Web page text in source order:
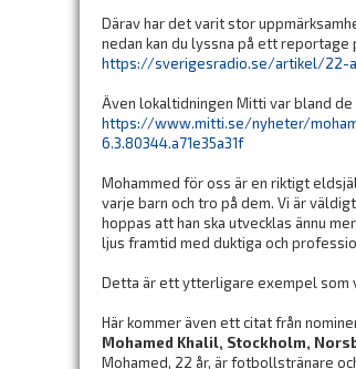
Därav har det varit stor
nedan kan du lyssna på ett reportage
https://sverigesradio.se/artikel/22-
Även lokaltidningen Mitti var bland
https://www.mitti.se/nyheter/
6.3.80344.a71e35a31f
Mohammed för oss är en riktigt
varje barn och tro på dem. Vi är
hoppas att han ska utvecklas ännu
ljus framtid med duktiga och
Detta är ett ytterligare exempel som
Här kommer även ett citat från
Mohamed Khalil, Stockholm,
Mohamed, 22 år, är fotbollstränare